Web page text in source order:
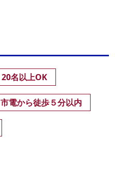
20名以上OK
市電から徒歩５分以内